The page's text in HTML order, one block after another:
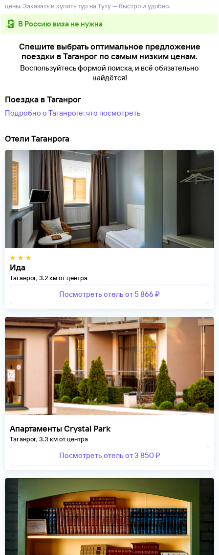
цены. Заказать и купить тур на Туту — быстро и удобно.
в Россию виза не нужна
Спешите выбрать оптимальное предложение
поездки в Таганрог по самым низким ценам.
Воспользуйтесь формой поиска, и всё обязательно
найдётся!
Поездка в Таганрог
Подробно о Таганроге: что посмотреть
Отели Таганрога
Ида
Таганрог, 3.2 км от центра
Посмотреть отель от 5 866 ₽
Апартаменты Crystal Park
Таганрог, 3.3 км от центра
Посмотреть отель от 3 850 ₽